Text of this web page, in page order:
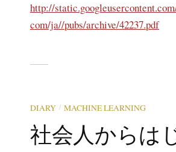
http://
com/ja//pubs/archive/42237.pdf
DIARY / MACHINE LEARNING
社会人からは